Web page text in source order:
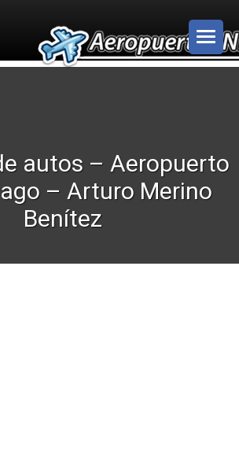
autos – Aeropuerto
– Arturo Merino
Benítez